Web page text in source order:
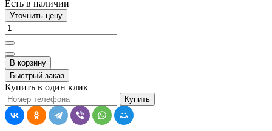
Есть в наличии
Уточнить цену
В корзину
Быстрый заказ
Купить в один клик
Купить